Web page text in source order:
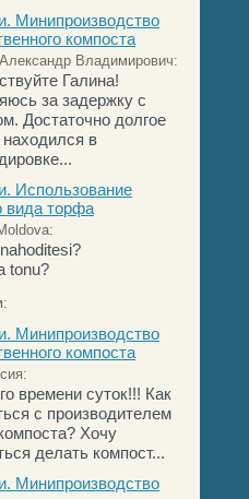
Минипроизводство
компоста
Владимирович:
Галина!
за задержку с
Достаточно долгое
в
Использование
вида торфа
tonu?
Минипроизводство
компоста
времени суток!!! Как
с производителем
Хочу
делать компост...
Минипроизводство